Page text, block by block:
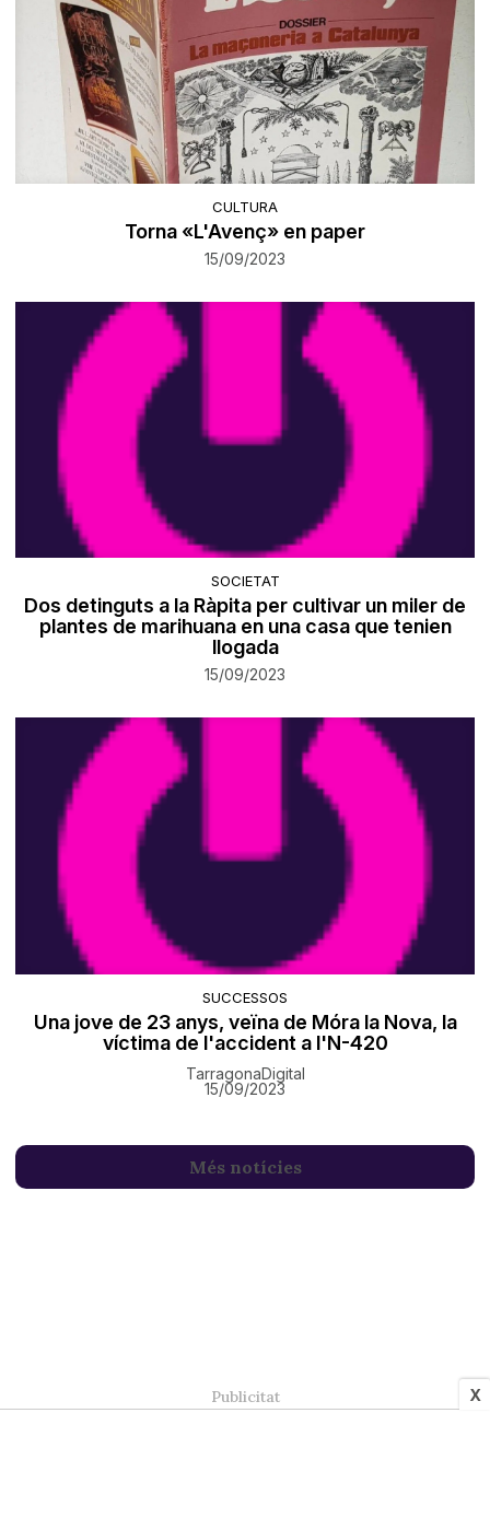
X
CULTURA
Torna «L'Avenç» en paper
15/09/2023
SOCIETAT
Dos detinguts a la Ràpita per cultivar un miler de
plantes de marihuana en una casa que tenien
llogada
15/09/2023
SUCCESSOS
Una jove de 23 anys, veïna de Móra la Nova, la
víctima de l'accident a l'N-420
TarragonaDigital
15/09/2023
Més notícies